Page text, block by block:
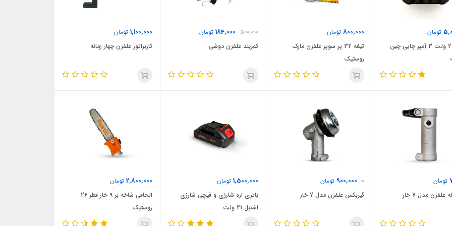
تومان
باتری 29 ولت 3 آمپر چایی چین
800,000 تومان
تیغه 32 پر سوپر علفزن مارک
روستیک
500,000
184,000 تومان
کمربند علفزن دوشی
1,100,000 تومان
کاربراتور علفزن چهار زمانه
تومان
علفزن مدل 7 خار
0
900,000 تومان
گیربکس علفزن مدل 7 خار
1,500,000 تومان
باتری اره شارژی و قیچی شارژی
اشتیل 21 ولت
2,800,000 تومان
الحاقی شاخه بر 9 خار قطر 26
روستیک